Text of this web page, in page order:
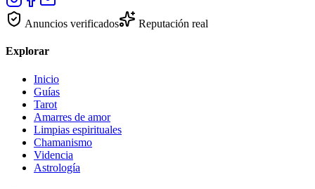
Anuncios verificados Reputación real
Explorar
Inicio
Guías
Tarot
Amarres de amor
Limpias espirituales
Chamanismo
Videncia
Astrología